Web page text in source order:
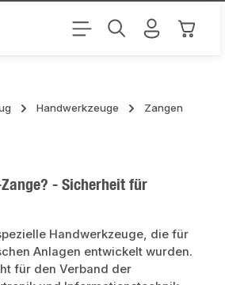
Handwerkzeuge
Zangen
- Sicherheit für
Handwerkzeuge, die für
Anlagen entwickelt wurden.
für den Verband der